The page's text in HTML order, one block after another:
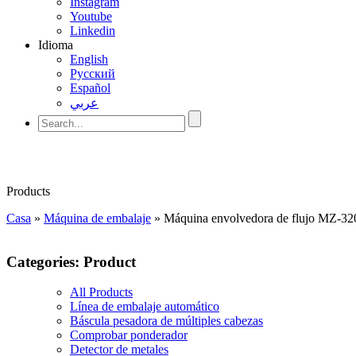
Youtube
Linkedin
Idioma
English
Pусский
Español
عربي
Products
Casa » Máquina de embalaje » Máquina envolvedora de flujo MZ-
Categories: Product
All Products
Línea de embalaje automático
Báscula pesadora de múltiples cabezas
Comprobar ponderador
Detector de metales